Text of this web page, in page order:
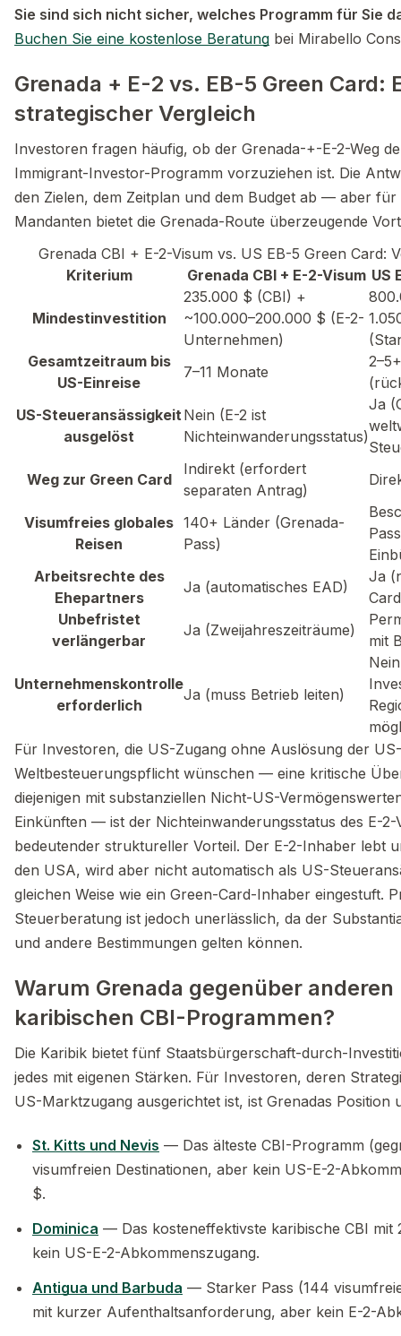
Sie sind sich nicht sicher, welches Programm für Sie
Buchen Sie eine kostenlose Beratung bei Mirabello
Grenada + E-2 vs. EB-5 Green Card:
strategischer Vergleich
Investoren fragen häufig, ob der Grenada-+-E-2-Weg
Immigrant-Investor-Programm vorzuziehen ist. Die
den Zielen, dem Zeitplan und dem Budget ab — aber
Mandanten bietet die Grenada-Route überzeugende
Grenada CBI + E-2-Visum vs. US EB-5 Green Card:
Kriterium
Grenada CBI + E-2-Visum US
Mindestinvestition
235.000 $ (CBI) +
~100.000–200.000 $ (E-2-
Unternehmen)
Gesamtzeitraum bis
US-Einreise
7–11 Monate
US-Steueransässigkeit
ausgelöst
Nein (E-2 ist
Nichteinwanderungsstatus)
Ja
Weg zur Green Card
Indirekt (erfordert
separaten Antrag)
Visumfreies globales
Reisen
140+ Länder (Grenada-
Pass)
Arbeitsrechte des
Ehepartners
Ja (automatisches EAD)
Ja
Unbefristet
verlängerbar
Ja (Zweijahreszeiträume)
mit
Unternehmenskontrolle
erforderlich
Ja (muss Betrieb leiten)
Für Investoren, die US-Zugang ohne Auslösung der US-
Weltbesteuerungspflicht wünschen — eine kritische
diejenigen mit substanziellen Nicht-US-
Einkünften — ist der Nichteinwanderungsstatus des E-2-
bedeutender struktureller Vorteil. Der E-2-Inhaber lebt
den USA, wird aber nicht automatisch als US-
gleichen Weise wie ein Green-Card-Inhaber eingestuft.
Steuerberatung ist jedoch unerlässlich, da der
und andere Bestimmungen gelten können.
Warum Grenada gegenüber anderen
karibischen CBI-Programmen?
Die Karibik bietet fünf Staatsbürgerschaft-durch-
jedes mit eigenen Stärken. Für Investoren, deren
US-Marktzugang ausgerichtet ist, ist Grenadas Position
St. Kitts und Nevis — Das älteste CBI-Programm
visumfreien Destinationen, aber kein US-E-2-
$.
Dominica — Das kosteneffektivste karibische CBI mit
kein US-E-2-Abkommenszugang.
Antigua und Barbuda — Starker Pass (144
mit kurzer Aufenthaltsanforderung, aber kein E-2-